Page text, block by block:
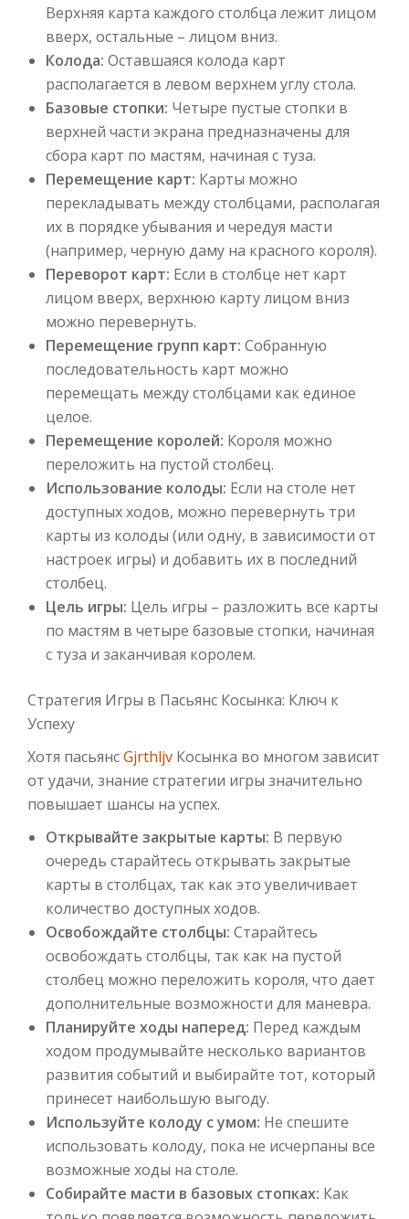
Верхняя карта каждого столбца лежит лицом
вверх, остальные – лицом вниз.
Колода: Оставшаяся колода карт
располагается в левом верхнем углу стола.
Базовые стопки: Четыре пустые стопки в
верхней части экрана предназначены для
сбора карт по мастям, начиная с туза.
Перемещение карт: Карты можно
перекладывать между столбцами, располагая
их в порядке убывания и чередуя масти
(например, черную даму на красного короля).
Переворот карт: Если в столбце нет карт
лицом вверх, верхнюю карту лицом вниз
можно перевернуть.
Перемещение групп карт: Собранную
последовательность карт можно
перемещать между столбцами как единое
целое.
Перемещение королей: Короля можно
переложить на пустой столбец.
Использование колоды: Если на столе нет
доступных ходов, можно перевернуть три
карты из колоды (или одну, в зависимости от
настроек игры) и добавить их в последний
столбец.
Цель игры: Цель игры – разложить все карты
по мастям в четыре базовые стопки, начиная
с туза и заканчивая королем.
Стратегия Игры в Пасьянс Косынка: Ключ к
Успеху
Хотя пасьянсGjrthljv Косынка во многом зависит
от удачи, знание стратегии игры значительно
повышает шансы на успех.
Открывайте закрытые карты: В первую
очередь старайтесь открывать закрытые
карты в столбцах, так как это увеличивает
количество доступных ходов.
Освобождайте столбцы: Старайтесь
освобождать столбцы, так как на пустой
столбец можно переложить короля, что дает
дополнительные возможности для маневра.
Планируйте ходы наперед: Перед каждым
ходом продумывайте несколько вариантов
развития событий и выбирайте тот, который
принесет наибольшую выгоду.
Используйте колоду с умом: Не спешите
использовать колоду, пока не исчерпаны все
возможные ходы на столе.
Собирайте масти в базовых стопках: Как